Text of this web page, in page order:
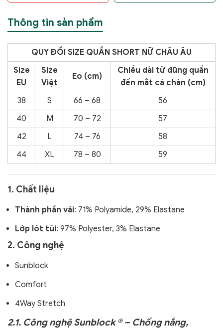
Thông tin sản phẩm
QUY ĐỔI SIZE QUẦN SHORT NỮ CHÂU ÂU
Size
EU
Size
Việt
Eo (cm)
Chiều dài từ đũng quần
đến mắt cá chân (cm)
38
S 66 – 68
56
40
M 70 – 72
57
42
L 74 – 76
58
44
XL 78 – 80 59
1. Chất liệu
Thành phần vải: 71% Polyamide, 29% Elastane
Lớp lót túi: 97% Polyester, 3% Elastane
2. Công nghệ
Sunblock
Comfort
4Way Stretch
2.1. Công nghệ Sunblock ® – Chống nắng,